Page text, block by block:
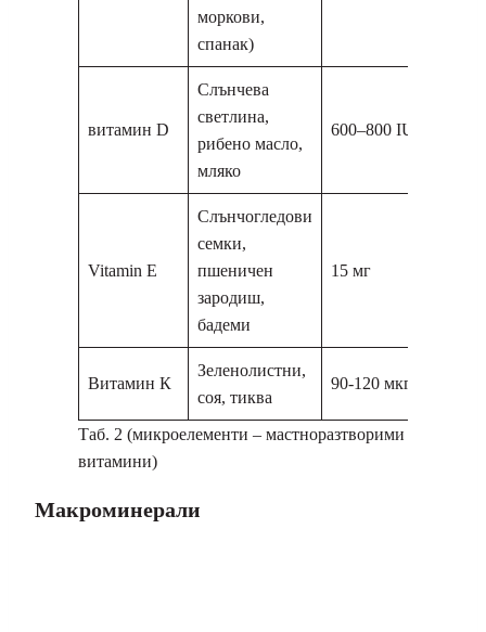
моркови,
спанак)
витамин D
Слънчева
светлина,
рибено масло,
мляко
600–800 IU
Vitamin E
Слънчогледови
семки,
пшеничен
зародиш,
бадеми
15 мг
Витамин К
Зеленолистни,
соя, тиква
90-120 мкг
Таб. 2 (микроелементи – мастноразтворими
витамини)
Макроминерали